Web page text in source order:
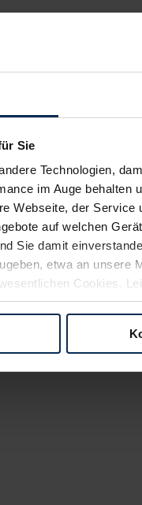
Sie
Technologien,
im Auge behalten
Webseite, der
auf welchen
Sie damit
etwa an unsere
Cookies.
Weg zu Ihrem